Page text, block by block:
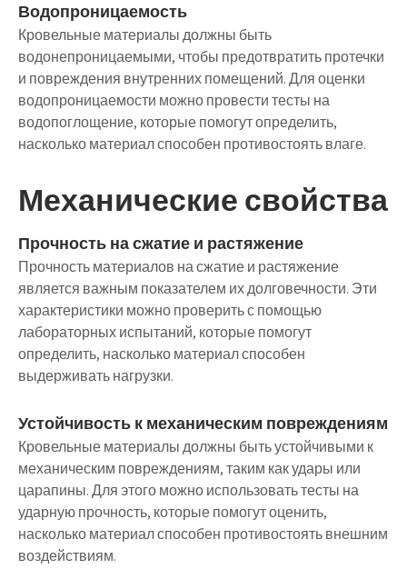
Водопроницаемость
Кровельные материалы должны быть
водонепроницаемыми, чтобы предотвратить протечки
и повреждения внутренних помещений. Для оценки
водопроницаемости можно провести тесты на
водопоглощение, которые помогут определить,
насколько материал способен противостоять влаге.
Механические свойства
Прочность на сжатие и растяжение
Прочность материалов на сжатие и растяжение
является важным показателем их долговечности. Эти
характеристики можно проверить с помощью
лабораторных испытаний, которые помогут
определить, насколько материал способен
выдерживать нагрузки.
Устойчивость к механическим повреждениям
Кровельные материалы должны быть устойчивыми к
механическим повреждениям, таким как удары или
царапины. Для этого можно использовать тесты на
ударную прочность, которые помогут оценить,
насколько материал способен противостоять внешним
воздействиям.